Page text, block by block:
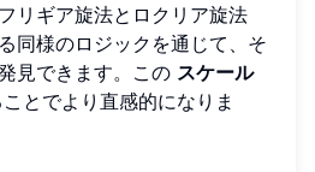
リギア旋法とロクリア旋法
同様のロジックを通じて、そ
見できます。この スケール
とでより直感的になりま